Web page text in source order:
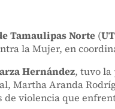
Tamaulipas Norte(
la Mujer, en
Hernández, tuvo
Martha Aranda
violencia que